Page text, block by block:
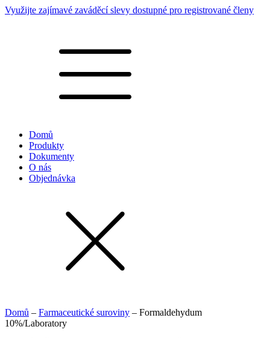
Využijte zajímavé zaváděcí slevy dostupné pro registrované členy
Domů
Produkty
Dokumenty
O nás
Objednávka
Domů – Farmaceutické suroviny – Formaldehydum
10%/Laboratory